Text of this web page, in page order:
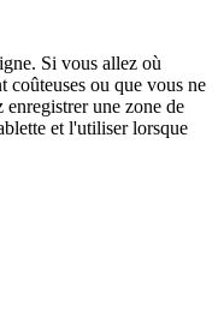
Si vous allez où
coûteuses ou que vous ne
une zone de
et l'utiliser lorsque